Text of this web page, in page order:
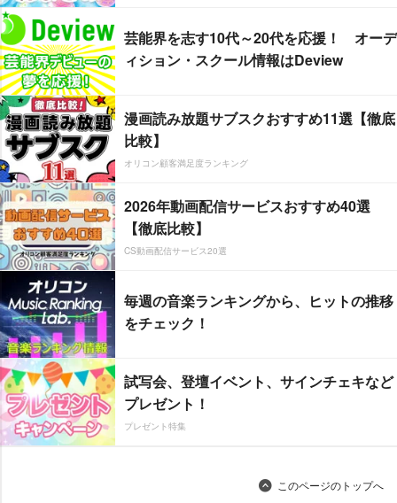
芸能界を志す10代～20代を応援！ オーデ
ィション・スクール情報はDeview
漫画読み放題サブスクおすすめ11選【徹底
比較】
オリコン顧客満足度ランキング
2026年動画配信サービスおすすめ40選
【徹底比較】
CS動画配信サービス20選
毎週の音楽ランキングから、ヒットの推移
をチェック！
試写会、登壇イベント、サインチェキなど
プレゼント！
プレゼント特集
このページのトップへ